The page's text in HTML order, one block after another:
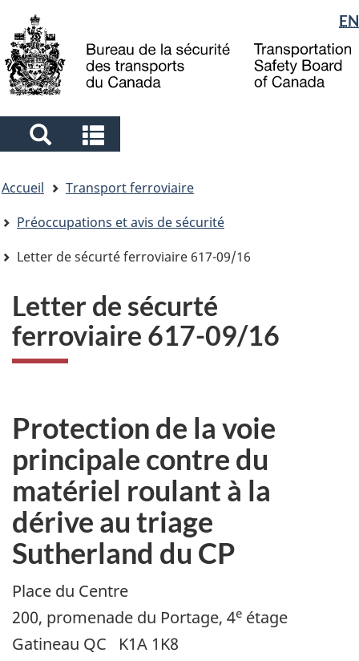
to
main
to
"About
government"
à
la
Sélection
de
la
langue
EN
Search
and
menus
and
menus
êtes
ici
Accueil
Transport ferroviaire
Préoccupations et avis de sécurité
Letter de sécurté ferroviaire 617-09/16
Letter de sécurté
ferroviaire 617-09/16
Protection de la voie
principale contre du
matériel roulant à la
dérive au triage
Sutherland du CP
Place du Centre
200, promenade du Portage, 4e étage
Gatineau QC K1A 1K8